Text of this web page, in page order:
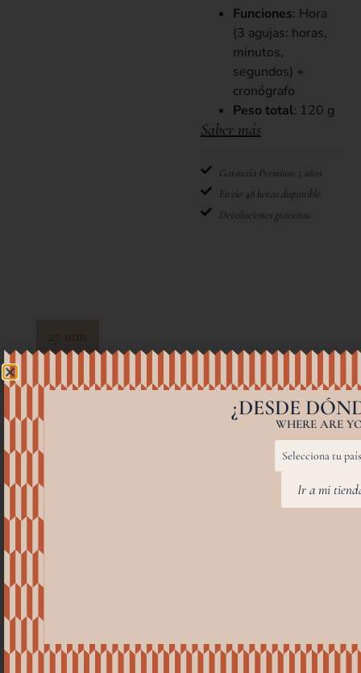
Funciones: Hora
(3 agujas: horas,
minutos,
segundos) +
cronógrafo
Peso total: 120 g
Saber más
Garantía Premium 3 años
Envío 48 horas disponible
Devoluciones gratuitas
27 mm
¿DESDE
WHERE ARE
Ir a mi